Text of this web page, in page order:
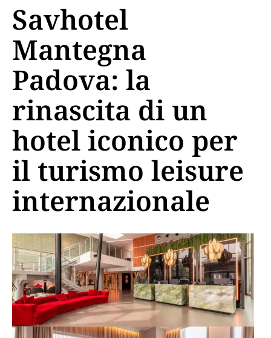
Savhotel
Mantegna
Padova: la
rinascita di un
hotel iconico per
il turismo leisure
internazionale